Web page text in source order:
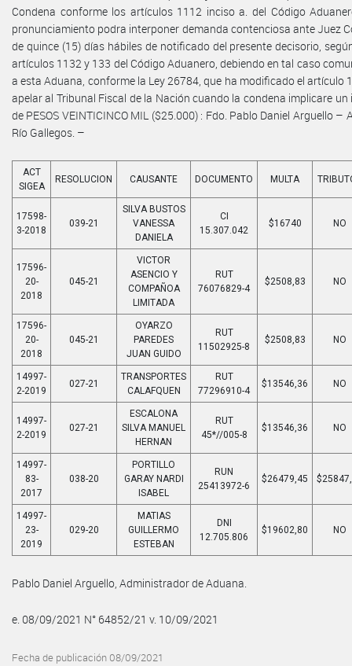
Condena conforme los artículos 1112 inciso a. del Código
pronunciamiento podra interponer demanda contenciosa ante Juez
de quince (15) días hábiles de notificado del presente decisorio,
artículos 1132 y 133 del Código Aduanero, debiendo en tal caso
a esta Aduana, conforme la Ley 26784, que ha modificado el artículo
apelar al Tribunal Fiscal de la Nación cuando la condena implicare un
de PESOS VEINTICINCO MIL ($25.000) : Fdo. Pablo Daniel Arguello
Río Gallegos. –
ACT
SIGEA
RESOLUCION CAUSANTE DOCUMENTO MULTA
17598-
3-2018
039-21
SILVA BUSTOS
VANESSA
DANIELA
CI
15.307.042
$16740 NO
17596-
20-
2018
045-21
VICTOR
ASENCIO Y
COMPAÑOA
LIMITADA
RUT
76076829-4
$2508,83 NO
17596-
20-
2018
045-21
OYARZO
PAREDES
JUAN GUIDO
RUT
11502925-8
$2508,83 NO
14997-
2-2019
027-21
TRANSPORTES
CALAFQUEN
RUT
77296910-4
$13546,36 NO
14997-
2-2019
027-21
ESCALONA
SILVA MANUEL
HERNAN
RUT
45*//005-8
$13546,36 NO
14997-
83-
2017
038-20
PORTILLO
GARAY NARDI
ISABEL
RUN
25413972-6
$26479,45
14997-
23-
2019
029-20
MATIAS
GUILLERMO
ESTEBAN
DNI
12.705.806
$19602,80 NO
Pablo Daniel Arguello, Administrador de Aduana.
e. 08/09/2021 N° 64852/21 v. 10/09/2021
Fecha de publicación 08/09/2021